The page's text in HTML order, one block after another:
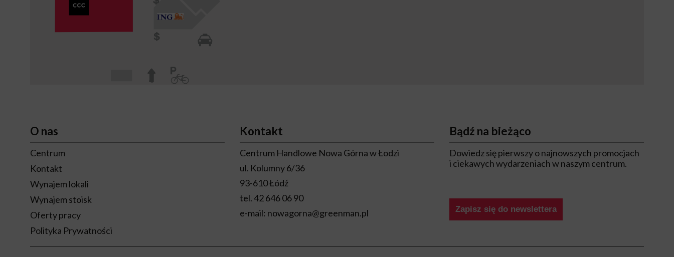
O nas
Centrum
Kontakt
Wynajem lokali
Wynajem stoisk
Oferty pracy
Polityka Prywatności
Kontakt
Centrum Handlowe Nowa Górna w Łodzi
ul. Kolumny 6/36
93-610 Łódź
tel. 42 646 06 90
e-mail: nowagorna@greenman.pl
Bądź na bieżąco
Dowiedz się pierwszy o najnowszych promocjach
i ciekawych wydarzeniach w naszym centrum.
Zapisz się do newslettera